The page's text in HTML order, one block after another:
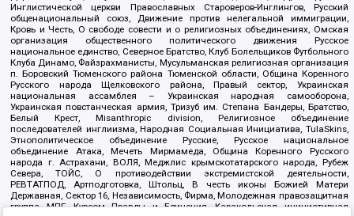
Инглистической церкви Православных Староверов-Инглингов, Русский
общенациональный союз, Движение против нелегальной иммиграции,
Кровь и Честь, О свободе совести и о религиозных объединениях, Омская
организация общественного политического движения Русское
национальное единство, Северное Братство, Клуб Болельщиков Футбольного
Клуба Динамо, Файзрахманисты, Мусульманская религиозная организация
п. Боровский Тюменского района Тюменской области, Община Коренного
Русского народа Щелковского района, Правый сектор, Украинская
национальная ассамблея – Украинская народная самооборона,
Украинская повстанческая армия, Тризуб им. Степана Бандеры, Братство,
Белый Крест, Misanthropic division, Религиозное объединение
последователей инглиизма, Народная Социальная Инициатива, TulaSkins,
Этнополитическое объединение Русские, Русское национальное
объединение Атака, Мечеть Мирмамеда, Община Коренного Русского
народа г. Астрахани, ВОЛЯ, Меджлис крымскотатарского народа, Рубеж
Севера, ТОЙС, О противодействии экстремистской деятельности,
РЕВТАТПОД, Артподготовка, Штольц, В честь иконы Божией Матери
Державная, Сектор 16, Независимость, Фирма, Молодежная правозащитная
группа МПГ, Курсом Правды и Единения, Каракольская инициативная